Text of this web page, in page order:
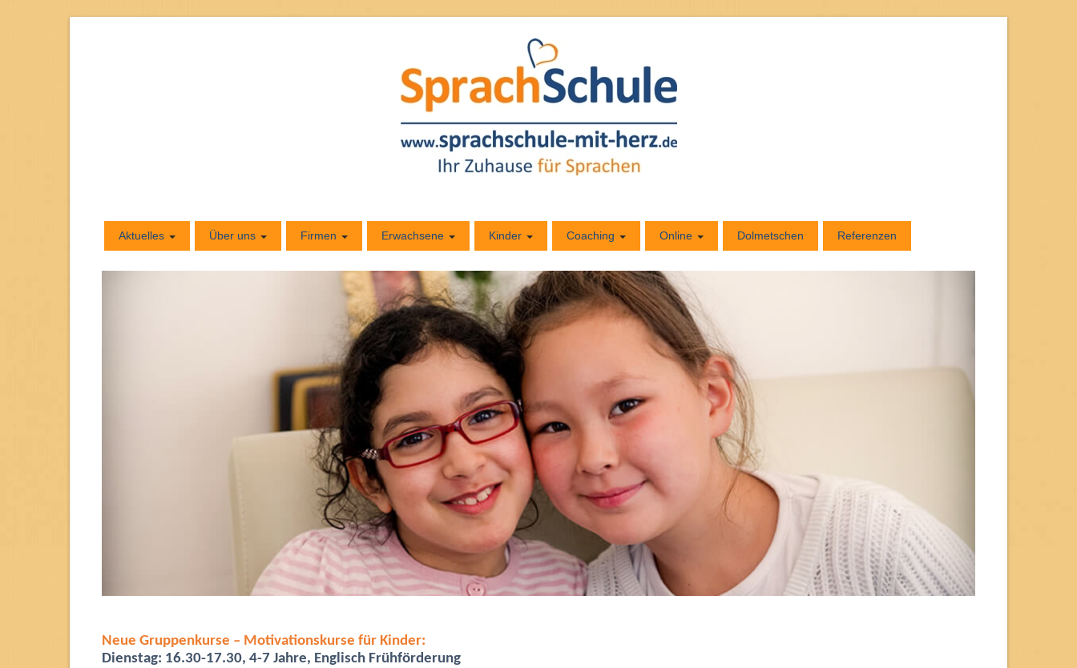
Aktuelles Über uns Firmen Erwachsene Kinder Coaching Online Dolmetschen Referenzen
Neue Gruppenkurse – Motivationskurse für Kinder:
Dienstag: 16.30-17.30, 4-7 Jahre, Englisch Frühförderung